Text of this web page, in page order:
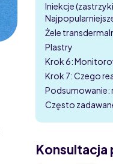
Iniekcje
Żele
Plastry
Krok 6:
Krok 7: Czego
Podsumowanie:
Często
Konsultacja